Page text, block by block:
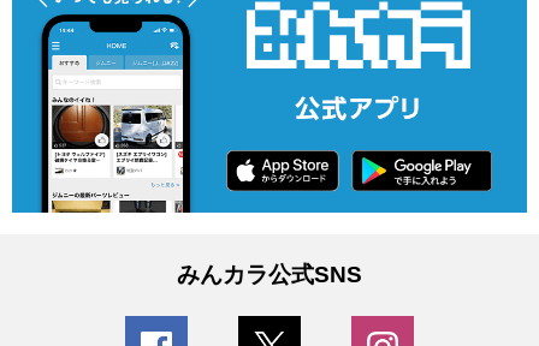
みんカラ公式SNS